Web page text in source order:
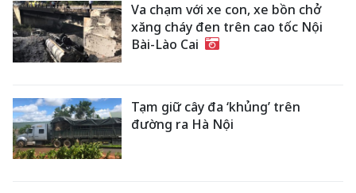
Va chạm với xe con, xe bồn chở
xăng cháy đen trên cao tốc Nội
Bài-Lào Cai
Tạm giữ cây đa ‘khủng’ trên
đường ra Hà Nội